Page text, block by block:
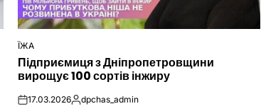
ОПУБЛІКУВАТИ
ЇЖА
Підприємиця з Дніпропетровщини
вирощує 100 сортів інжиру
on17.03.2026Опубліковано
dpchas_admin